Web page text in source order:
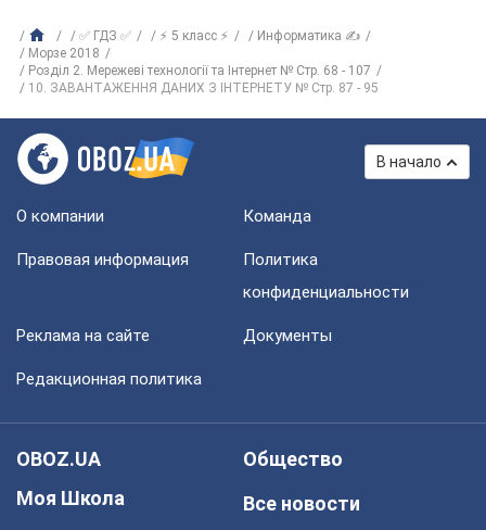
✅ ГДЗ ✅ ⚡ 5 класс ⚡
Информатика ✍
Морзе 2018
Розділ 2. Мережеві технології та Інтернет № Стр. 68 - 107
10. ЗАВАНТАЖЕННЯ ДАНИХ З ІНТЕРНЕТУ № Стр. 87 - 95
В начало
О компании Команда
Правовая информация
Политика
конфиденциальности
Реклама на сайте Документы
Редакционная политика
OBOZ.UA
Моя Школа
Общество
Все новости